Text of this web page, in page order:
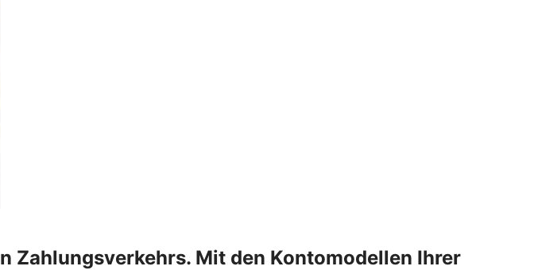
Zahlungsverkehrs. Mit den Kontomodellen Ihrer